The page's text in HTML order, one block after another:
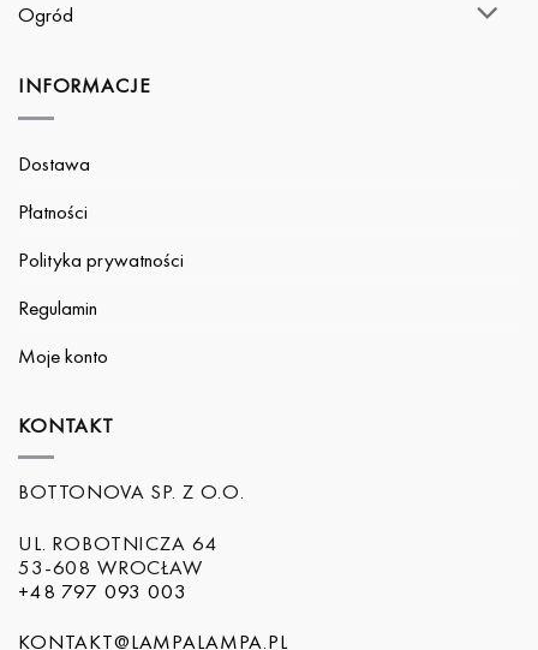
Ogród
INFORMACJE
Dostawa
Płatności
Polityka prywatności
Regulamin
Moje konto
KONTAKT
BOTTONOVA SP. Z O.O.
UL. ROBOTNICZA 64
53-608 WROCŁAW
+48 797 093 003
KONTAKT@LAMPALAMPA.PL